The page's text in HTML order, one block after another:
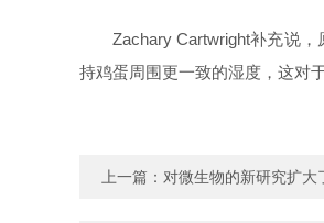
Zachary Cartwright补充说，
持鸡蛋周围更一致的湿度，这对
上一篇： 对微生物的新研究扩大